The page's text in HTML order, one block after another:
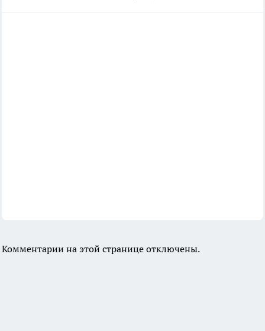
Комментарии на этой странице отключены.